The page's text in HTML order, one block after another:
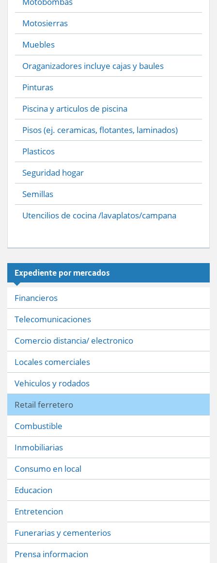
Motosierras
Muebles
Oraganizadores incluye cajas y baules
Pinturas
Piscina y articulos de piscina
Pisos (ej. ceramicas, flotantes, laminados)
Plasticos
Seguridad hogar
Semillas
Utencilios de cocina /lavaplatos/campana
Expediente por mercados
Financieros
Telecomunicaciones
Comercio distancia/ electronico
Locales comerciales
Vehiculos y rodados
Retail ferretero
Combustible
Inmobiliarias
Consumo en local
Educacion
Entretencion
Funerarias y cementerios
Prensa informacion